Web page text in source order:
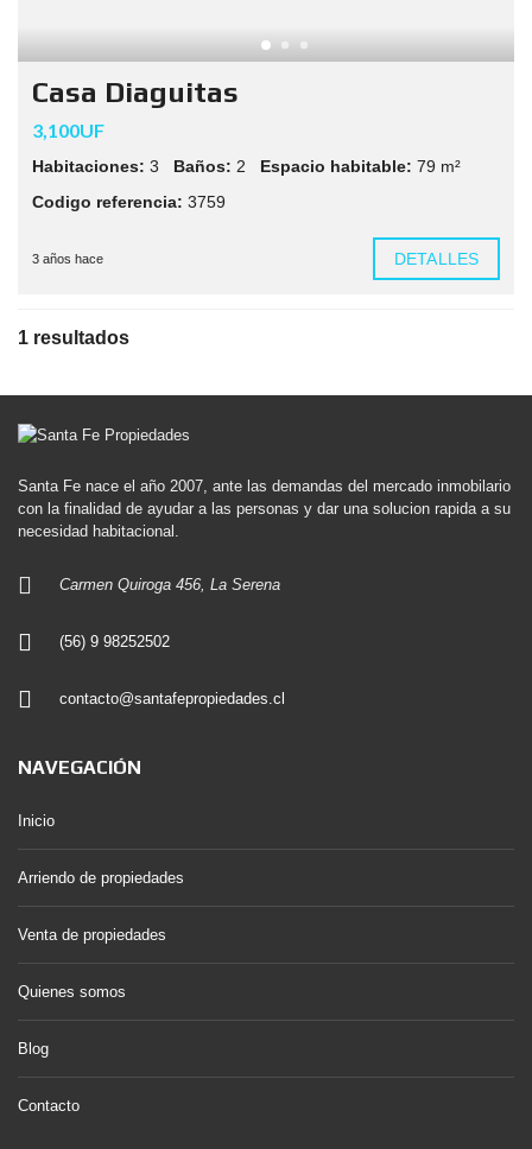
Casa Diaguitas
3,100UF
Habitaciones: 3 Baños: 2 Espacio habitable: 79 m²
Codigo referencia: 3759
3 años hace DETALLES
1 resultados
Santa Fe nace el año 2007, ante las demandas del mercado inmobilario
con la finalidad de ayudar a las personas y dar una solucion rapida a su
necesidad habitacional.
Carmen Quiroga 456, La Serena
(56) 9 98252502
contacto@santafepropiedades.cl
NAVEGACIÓN
Inicio
Arriendo de propiedades
Venta de propiedades
Quienes somos
Blog
Contacto